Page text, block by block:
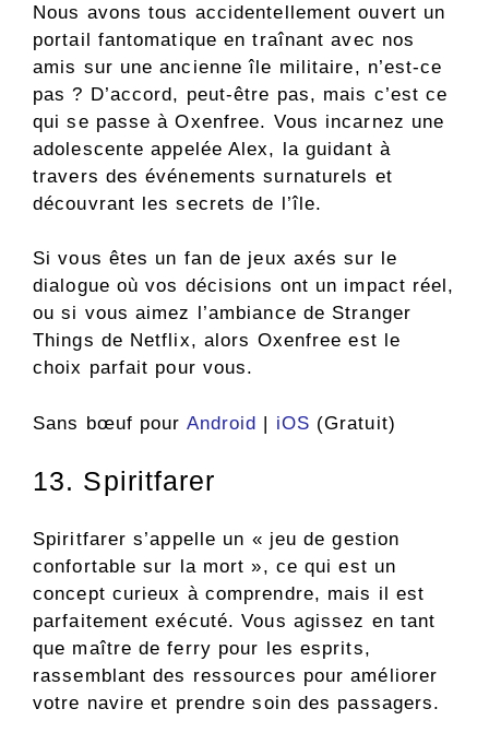
Nous avons tous accidentellement ouvert un
portail fantomatique en traînant avec nos
amis sur une ancienne île militaire, n’est-ce
pas ? D’accord, peut-être pas, mais c’est ce
qui se passe à Oxenfree. Vous incarnez une
adolescente appelée Alex, la guidant à
travers des événements surnaturels et
découvrant les secrets de l’île.
Si vous êtes un fan de jeux axés sur le
dialogue où vos décisions ont un impact réel,
ou si vous aimez l’ambiance de Stranger
Things de Netflix, alors Oxenfree est le
choix parfait pour vous.
Sans bœuf pour Android | iOS (Gratuit)
13. Spiritfarer
Spiritfarer s’appelle un « jeu de gestion
confortable sur la mort », ce qui est un
concept curieux à comprendre, mais il est
parfaitement exécuté. Vous agissez en tant
que maître de ferry pour les esprits,
rassemblant des ressources pour améliorer
votre navire et prendre soin des passagers.